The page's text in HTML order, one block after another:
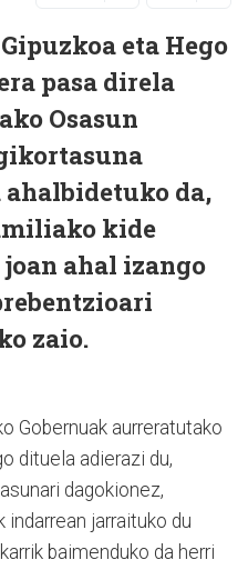
eta Hego
pasa direla
Osasun
ahalbidetuko da,
kide
ahal izango
zaio.
Gobernuak aurreratutako
dituela adierazi du,
dagokionez,
indarrean jarraituko du
baimenduko da herri